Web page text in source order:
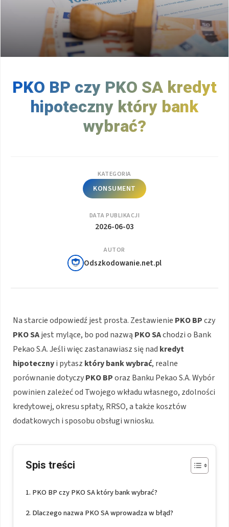
PKO BP czy PKO SA kredyt
hipoteczny który bank
wybrać?
KATEGORIA
KONSUMENT
DATA PUBLIKACJI
2026-06-03
AUTOR
Odszkodowanie.net.pl
Na starcie odpowiedź jest prosta. Zestawienie PKO BPczy
PKO SAjest mylące, bo pod nazwą PKO SAchodzi o Bank
Pekao S.A. Jeśli więc zastanawiasz się nad kredyt
hipotecznyi pytasz który bank wybrać, realne
porównanie dotyczyPKO BPoraz Banku Pekao S.A. Wybór
powinien zależeć od Twojego wkładu własnego, zdolności
kredytowej, okresu spłaty, RRSO, a także kosztów
dodatkowych i sposobu obsługi wniosku.
Spis treści
PKO BP czy PKO SA który bank wybrać?
Dlaczego nazwa PKO SA wprowadza w błąd?